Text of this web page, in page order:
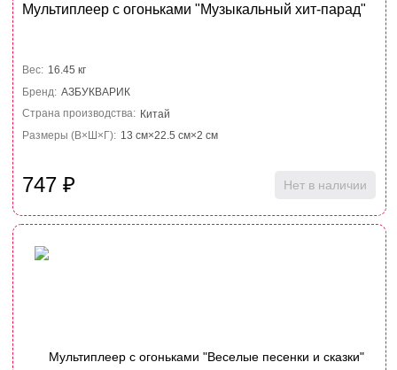
Мультиплеер с огоньками "Музыкальный хит-парад"
Вес: 16.45 кг
Бренд: АЗБУКВАРИК
Страна производства: Китай
Размеры (В×Ш×Г): 13 см×22.5 см×2 см
747₽ Нет в наличии